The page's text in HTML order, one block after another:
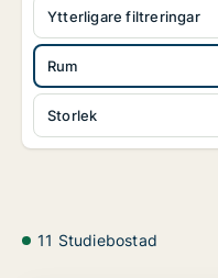
Rum
Storlek
Ytterligare filtreringar
11 Studiebostad